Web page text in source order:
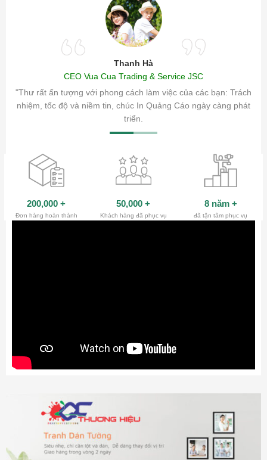
Thanh Hà
CEO Vua Cua Trading & Service JSC
"Thư rất ấn tượng với phong cách làm việc của các bạn: Trách
nhiệm, tốc độ và niềm tin, chúc In Quảng Cáo ngày càng phát
triển.
sóc
200,000 +
Đơn hàng hoàn thành
50,000 +
Khách hàng đã phục vụ
8 năm +
đã tận tâm phục vụ